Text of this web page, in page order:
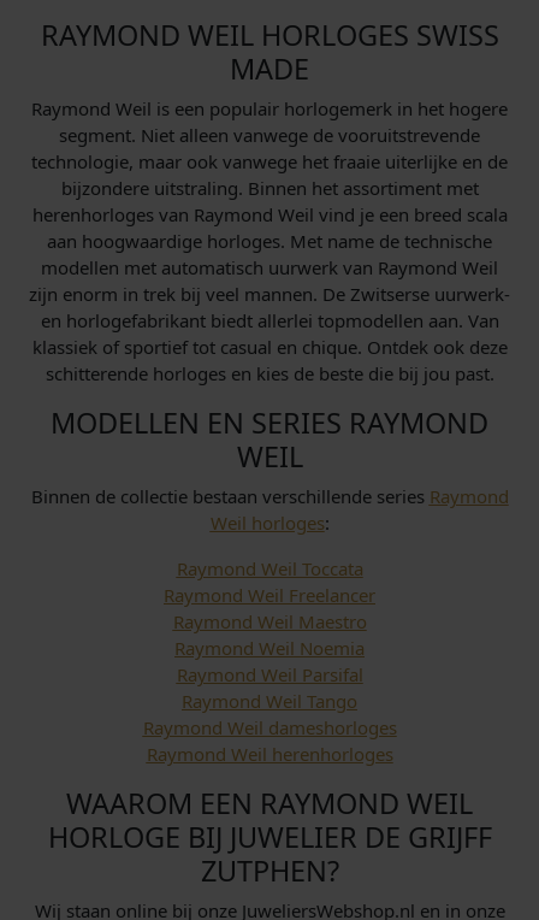
€
.
7
2
5
,
0
0
.
.
RAYMOND WEIL HORLOGES SWISS
MADE
Raymond Weil is een populair horlogemerk in het hogere
segment. Niet alleen vanwege de vooruitstrevende
technologie, maar ook vanwege het fraaie uiterlijke en de
bijzondere uitstraling. Binnen het assortiment met
herenhorloges van Raymond Weil vind je een breed scala
aan hoogwaardige horloges. Met name de technische
modellen met automatisch uurwerk van Raymond Weil
zijn enorm in trek bij veel mannen. De Zwitserse uurwerk-
en horlogefabrikant biedt allerlei topmodellen aan. Van
klassiek of sportief tot casual en chique. Ontdek ook deze
schitterende horloges en kies de beste die bij jou past.
MODELLEN EN SERIES RAYMOND
WEIL
Binnen de collectie bestaan verschillende series Raymond
Weil horloges:
Raymond Weil Toccata
Raymond Weil Freelancer
Raymond Weil Maestro
Raymond Weil Noemia
Raymond Weil Parsifal
Raymond Weil Tango
Raymond Weil dameshorloges
Raymond Weil herenhorloges
WAAROM EEN RAYMOND WEIL
HORLOGE BIJ JUWELIER DE GRIJFF
ZUTPHEN?
Wij staan online bij onze JuweliersWebshop.nl en in onze